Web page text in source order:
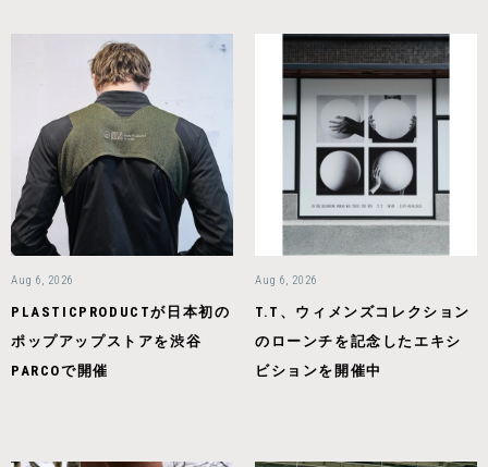
Aug 6, 2026
PLASTICPRODUCTが日本初の
ポップアップストアを渋谷
PARCOで開催
Aug 6, 2026
T.T、ウィメンズコレクション
のローンチを記念したエキシ
ビションを開催中